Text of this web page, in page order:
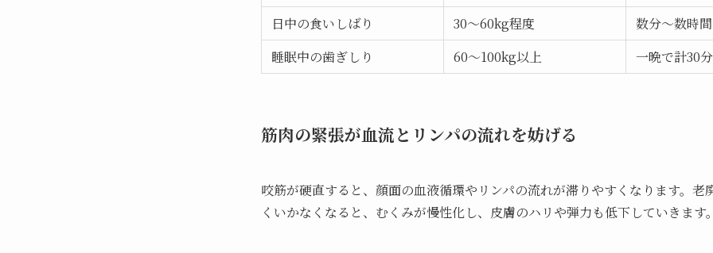
日中の食いしばり
30〜60kg程度
数分〜数時間
睡眠中の歯ぎしり
60〜100kg以上 一晩で計30
筋肉の緊張が血流とリンパの流れを妨げる
咬筋が硬直すると、顔面の血液循環やリンパの流れが滞りやすくなります。老
くいかなくなると、むくみが慢性化し、皮膚のハリや弾力も低下していきます。